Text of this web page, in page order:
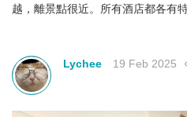
越，離景點很近。所有酒店都各有
Lychee
19 Feb 2025